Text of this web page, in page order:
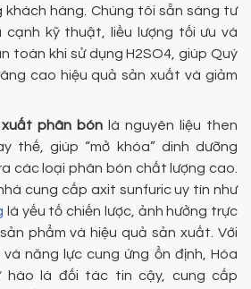
khách hàng. Chúng tôi sẵn sàng tư
cạnh kỹ thuật, liều lượng tối ưu và
toàn khi sử dụng H2SO4, giúp Quý
cao hiệu quả sản xuất và giảm
xuất phân bón là nguyên liệu then
thế, giúp “mở khóa” dinh dưỡng
các loại phân bón chất lượng cao.
cung cấp axit sunfuric uy tín như
là yếu tố chiến lược, ảnh hưởng trực
phẩm và hiệu quả sản xuất. Với
và năng lực cung ứng ổn định, Hóa
hào là đối tác tin cậy, cung cấp